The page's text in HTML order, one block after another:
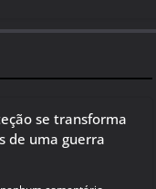
se transforma
de uma guerra